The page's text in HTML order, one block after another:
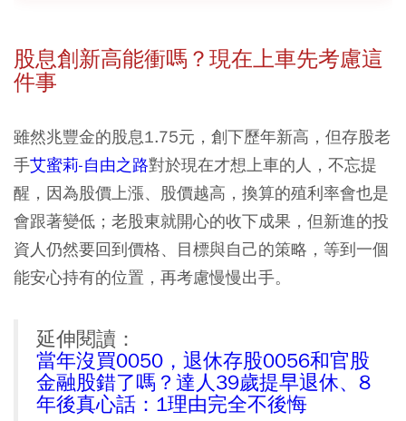
股息創新高能衝嗎？現在上車先考慮這
件事
雖然兆豐金的股息1.75元，創下歷年新高，但存股老
手艾蜜莉-自由之路對於現在才想上車的人，不忘提
醒，因為股價上漲、股價越高，換算的殖利率會也是
會跟著變低；老股東就開心的收下成果，但新進的投
資人仍然要回到價格、目標與自己的策略，等到一個
能安心持有的位置，再考慮慢慢出手。
延伸閱讀：
當年沒買0050，退休存股0056和官股
金融股錯了嗎？達人39歲提早退休、8
年後真心話：1理由完全不後悔